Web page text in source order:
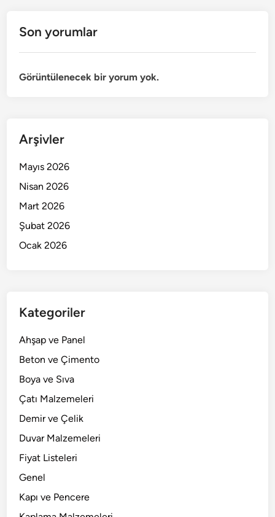
Son yorumlar
Görüntülenecek bir yorum yok.
Arşivler
Mayıs 2026
Nisan 2026
Mart 2026
Şubat 2026
Ocak 2026
Kategoriler
Ahşap ve Panel
Beton ve Çimento
Boya ve Sıva
Çatı Malzemeleri
Demir ve Çelik
Duvar Malzemeleri
Fiyat Listeleri
Genel
Kapı ve Pencere